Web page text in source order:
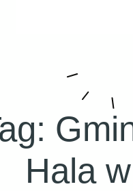
Hala w